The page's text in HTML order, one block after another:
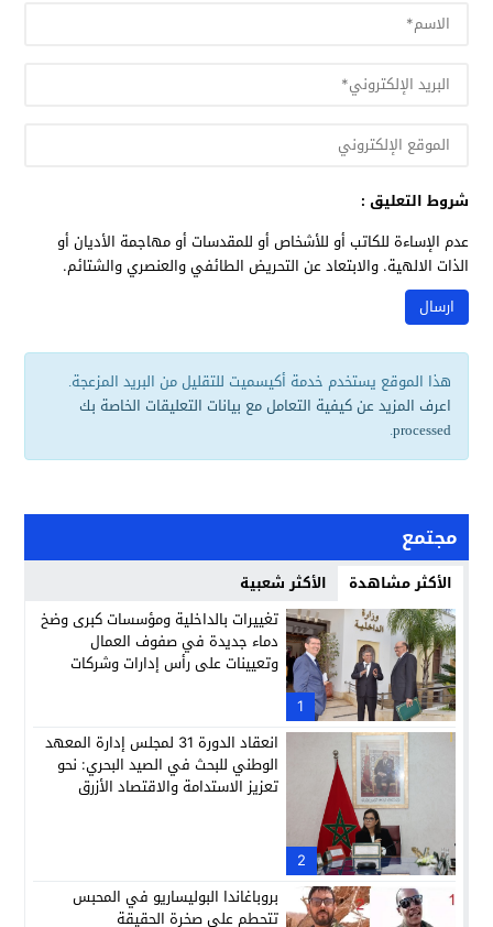
شروط التعليق :
عدم الإساءة للكاتب أو للأشخاص أو للمقدسات أو مهاجمة الأديان أو
الذات الالهية. والابتعاد عن التحريض الطائفي والعنصري والشتائم.
هذا الموقع يستخدم خدمة أكيسميت للتقليل من البريد المزعجة.
اعرف المزيد عن كيفية التعامل مع بيانات التعليقات الخاصة بك
processed
.
مجتمع
الأكثر مشاهدة الأكثر شعبية
1
تغييرات بالداخلية ومؤسسات كبرى وضخ
دماء جديدة في صفوف العمال
وتعيينات على رأس إدارات وشركات
2
انعقاد الدورة 31 لمجلس إدارة المعهد
الوطني للبحث في الصيد البحري: نحو
تعزيز الاستدامة والاقتصاد الأزرق
بروباغاندا البوليساريو في المحبس
تتحطم على صخرة الحقيقة